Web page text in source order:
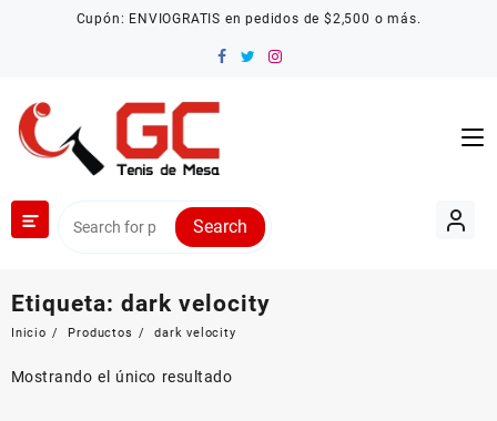
Cupón: ENVIOGRATIS en pedidos de $2,500 o más.
Search
Etiqueta: dark velocity
Inicio Productos dark velocity
Mostrando el único resultado